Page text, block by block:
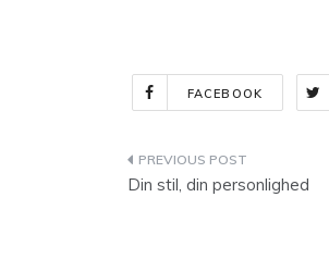
FACEBOOK
Din stil, din personlighed